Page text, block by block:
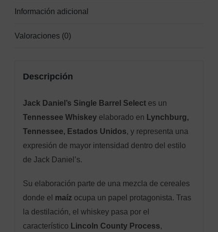
Información adicional
Valoraciones (0)
Descripción
Jack Daniel’s Single Barrel Selectes un
Tennessee Whiskeyelaborado en Lynchburg,
Tennessee, Estados Unidos, y representa una
expresión de mayor intensidad dentro del estilo
de Jack Daniel’s.
Su elaboración parte de una mezcla de cereales
donde el maíz ocupa un papel protagonista. Tras
la destilación, el whiskey pasa por el
característico Lincoln County Process,